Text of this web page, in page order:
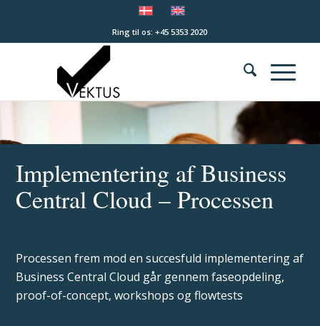
Ring til os: +45 5353 2020
Implementering af Business
Central Cloud – Processen
Processen frem mod en succesfuld implementering af
Business Central Cloud går gennem faseopdeling,
proof-of-concept, workshops og flowtests